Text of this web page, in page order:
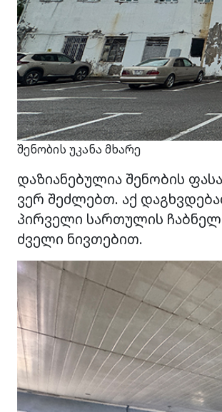
შენობის უკანა მხარე
დაზიანებულია შენობის
ვერ შეძლებთ. აქ
პირველი სართულის
ძველი ნივთებით.